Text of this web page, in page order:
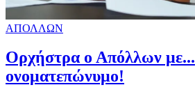
ΑΠΟΛΛΩΝ
Ορχήστρα o Aπόλλων με...
ονοματεπώνυμο!